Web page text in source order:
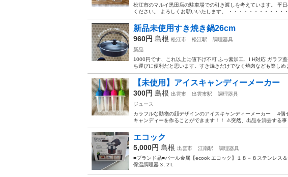
松江市のマルイ黒田店の駐車場での引き渡しを考えています。 平
ください。 よろしくお願いいたします。 ・・・・・・・・・・・
新品未使用すき焼き鍋26cm
960円 島根 松江市 松江駅
調理器具
新品
1000円です、これ以上に値下げ不可 ふっ素加工、I H対応 ガラフ
ち運びに便利だと思います。すき焼きだけでなく焼肉なども楽しめ
【未使用】アイスキャンディーメーカー
300円 島根 出雲市 出雲市駅
調理器具
ジュース
カラフルな動物の顔デザインのアイスキャンディーメーカー 4個
キャンディーを作ることができます！！ ⚠︎突然、出品を消去する
エコック
5,000円 島根 出雲市 江南駅
調理器具
■ブランド品■パール金属【ecook エコック】１８－８ステンレス
保温調理器３.２L